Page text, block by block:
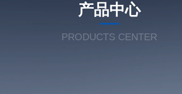
产品中心
PRODUCTS CENTER